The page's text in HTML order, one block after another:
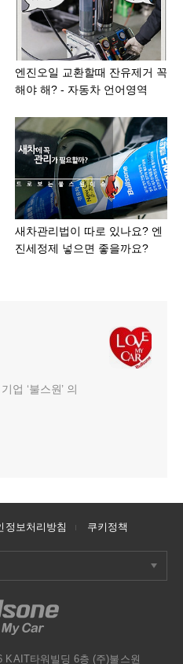
엔진오일 교환할때 잔유제거 꼭
해야 해? - 자동차 언어영역
새차관리법이 따로 있나요? 엔
진세정제 넣으면 좋을까요?
업 ‘불스원’ 의
정보처리방침 쿠키정책
KAIT타워빌딩 6층 (주)불스원